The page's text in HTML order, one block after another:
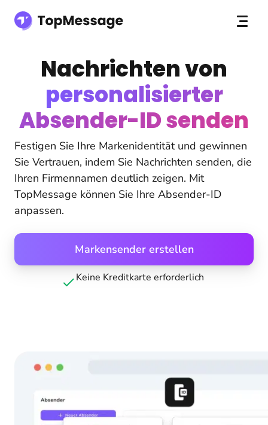
Nachrichten von
personalisierter
Absender-ID senden
Festigen Sie Ihre Markenidentität und gewinnen
Sie Vertrauen, indem Sie Nachrichten senden, die
Ihren Firmennamen deutlich zeigen. Mit
TopMessage können Sie Ihre Absender-ID
anpassen.
Markensender erstellen
Keine Kreditkarte erforderlich